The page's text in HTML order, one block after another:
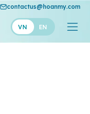
contactus@hoanmy.com
VN EN